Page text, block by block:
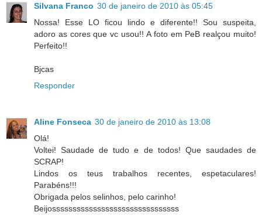
Silvana Franco 30 de janeiro de 2010 às 05:45
Nossa! Esse LO ficou lindo e diferente!! Sou suspeita,
adoro as cores que vc usou!! A foto em PeB realçou muito!
Perfeito!!
Bjcas
Responder
Aline Fonseca 30 de janeiro de 2010 às 13:08
Olá!
Voltei! Saudade de tudo e de todos! Que saudades de
SCRAP!
Lindos os teus trabalhos recentes, espetaculares!
Parabéns!!!
Obrigada pelos selinhos, pelo carinho!
Beijosssssssssssssssssssssssssssssss